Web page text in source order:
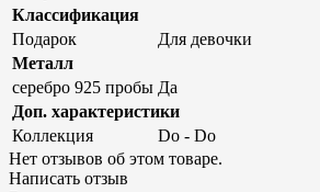
Классификация
Подарок
Для девочки
Металл
серебро 925 пробы Да
Доп. характеристики
Коллекция
Do - Do
Нет отзывов об этом товаре.
Написать отзыв